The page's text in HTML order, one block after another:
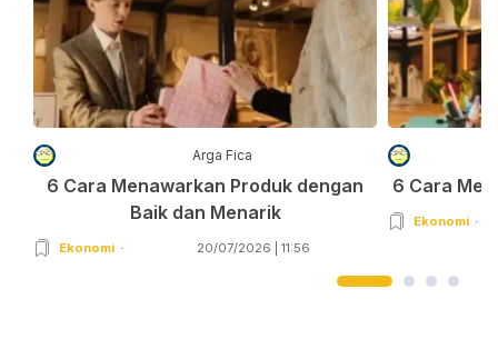
Arga Fica
6 Cara Menawarkan Produk dengan
Baik dan Menarik
Ekonomi 20/07/2026 | 11:56
6 Cara
Ekonomi